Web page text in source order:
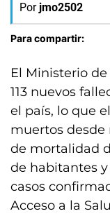
Por jmo2502
Para compartir:
El Ministerio
113 nuevos
el país, lo que
muertos desde
de mortalidad
de habitantes y
casos
Acceso a la